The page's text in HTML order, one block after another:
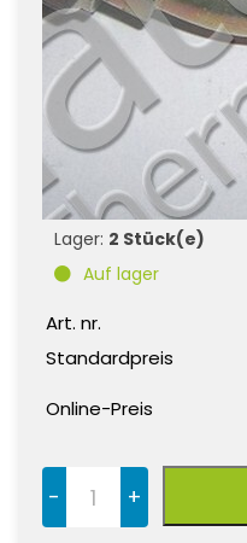
Lager: 2 Stück(e)
Auf lager
Art. nr.
Standardpreis
Online-Preis
- +